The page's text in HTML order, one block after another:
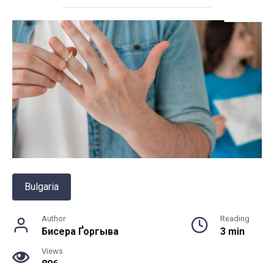
Bulgaria
Author
Бисера Ґоргыва
Reading
3 min
Views